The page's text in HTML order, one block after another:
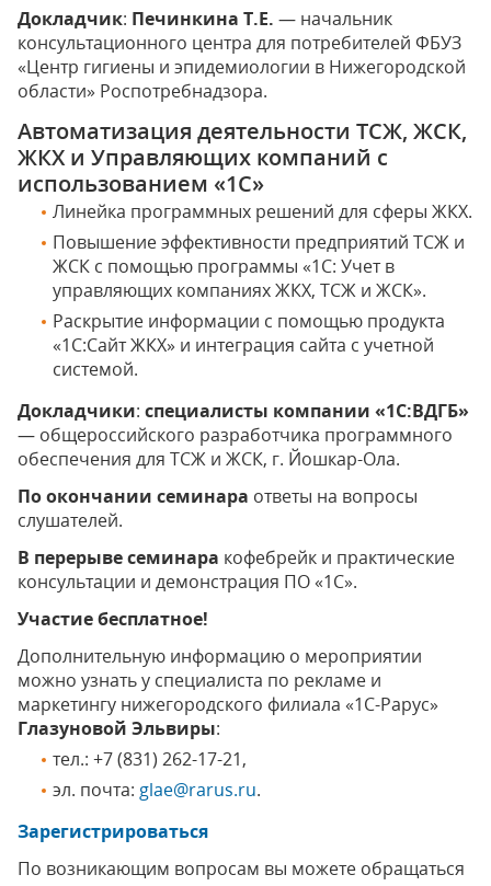
Докладчик: Печинкина Т.Е. — начальник
консультационного центра для потребителей ФБУЗ
«Центр гигиены и эпидемиологии в Нижегородской
области» Роспотребнадзора.
Автоматизация деятельности ТСЖ, ЖСК,
ЖКХ и Управляющих компаний с
использованием «1С»
Линейка программных решений для сферы ЖКХ.
Повышение эффективности предприятий ТСЖ и
ЖСК с помощью программы «1С: Учет в
управляющих компаниях ЖКХ, ТСЖ и ЖСК».
Раскрытие информации с помощью продукта
«1С:Сайт ЖКХ» и интеграция сайта с учетной
системой.
Докладчики: специалисты компании «1С:ВДГБ»
— общероссийского разработчика программного
обеспечения для ТСЖ и ЖСК, г. Йошкар-Ола.
По окончании семинара ответы на вопросы
слушателей.
В перерыве семинара кофебрейк и практические
консультации и демонстрация ПО «1С».
Участие бесплатное!
Дополнительную информацию о мероприятии
можно узнать у специалиста по рекламе и
маркетингу нижегородского филиала «1С-Рарус»
Глазуновой Эльвиры:
тел.: +7 (831) 262-17-21,
эл. почта: glae@rarus.ru.
Зарегистрироваться
По возникающим вопросам вы можете обращаться